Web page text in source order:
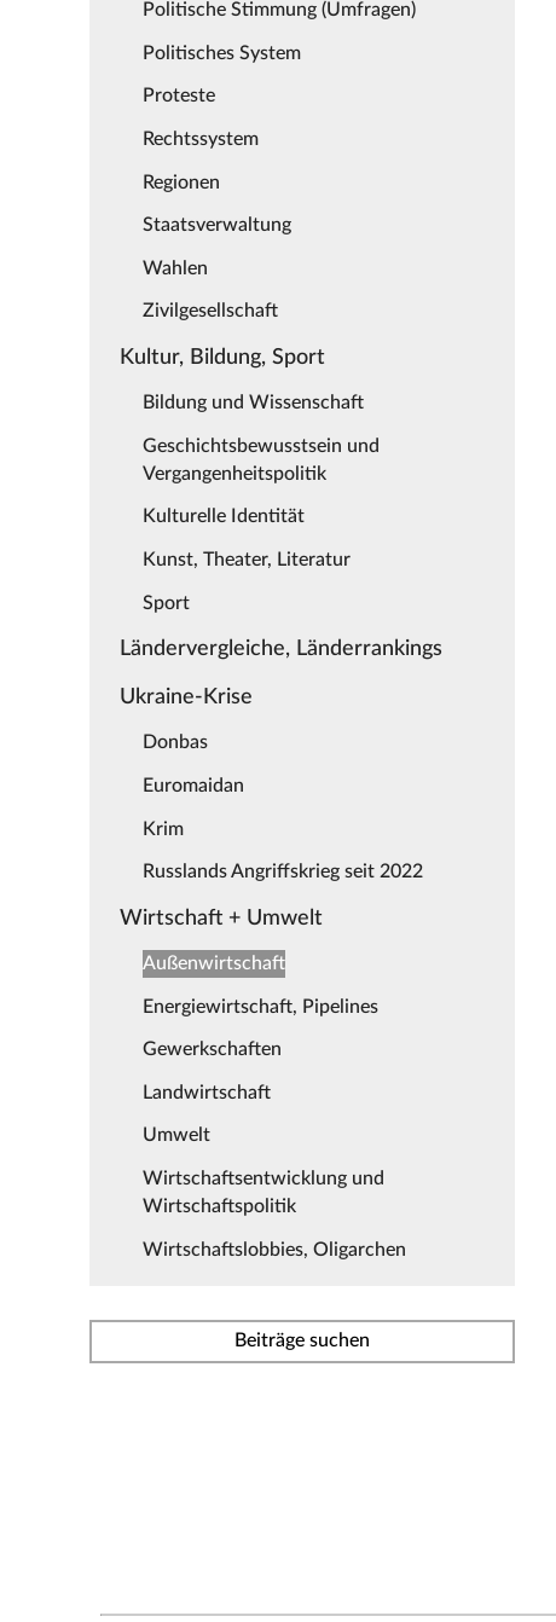
Politische Stimmung (Umfragen)
Politisches System
Proteste
Rechtssystem
Regionen
Staatsverwaltung
Wahlen
Zivilgesellschaft
Kultur, Bildung, Sport
Bildung und Wissenschaft
Geschichtsbewusstsein und
Vergangenheitspolitik
Kulturelle Identität
Kunst, Theater, Literatur
Sport
Ländervergleiche, Länderrankings
Ukraine-Krise
Donbas
Euromaidan
Krim
Russlands Angriffskrieg seit 2022
Wirtschaft + Umwelt
Außenwirtschaft
Energiewirtschaft, Pipelines
Gewerkschaften
Landwirtschaft
Umwelt
Wirtschaftsentwicklung und
Wirtschaftspolitik
Wirtschaftslobbies, Oligarchen
Beiträge suchen